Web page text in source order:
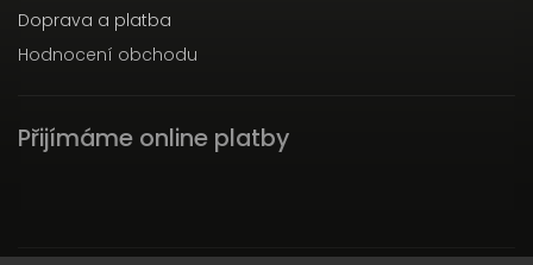
Doprava a platba
Hodnocení obchodu
Přijímáme online platby